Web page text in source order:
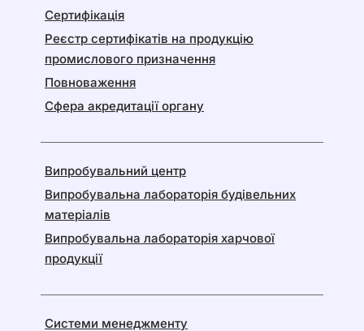
Сертифікація
Реєстр сертифікатів на продукцію
промислового призначення
Повноваження
Сфера акредитації органу
Випробувальний центр
Випробувальна лабораторія будівельних
матеріалів
Випробувальна лабораторія харчової
продукції
Системи менеджменту